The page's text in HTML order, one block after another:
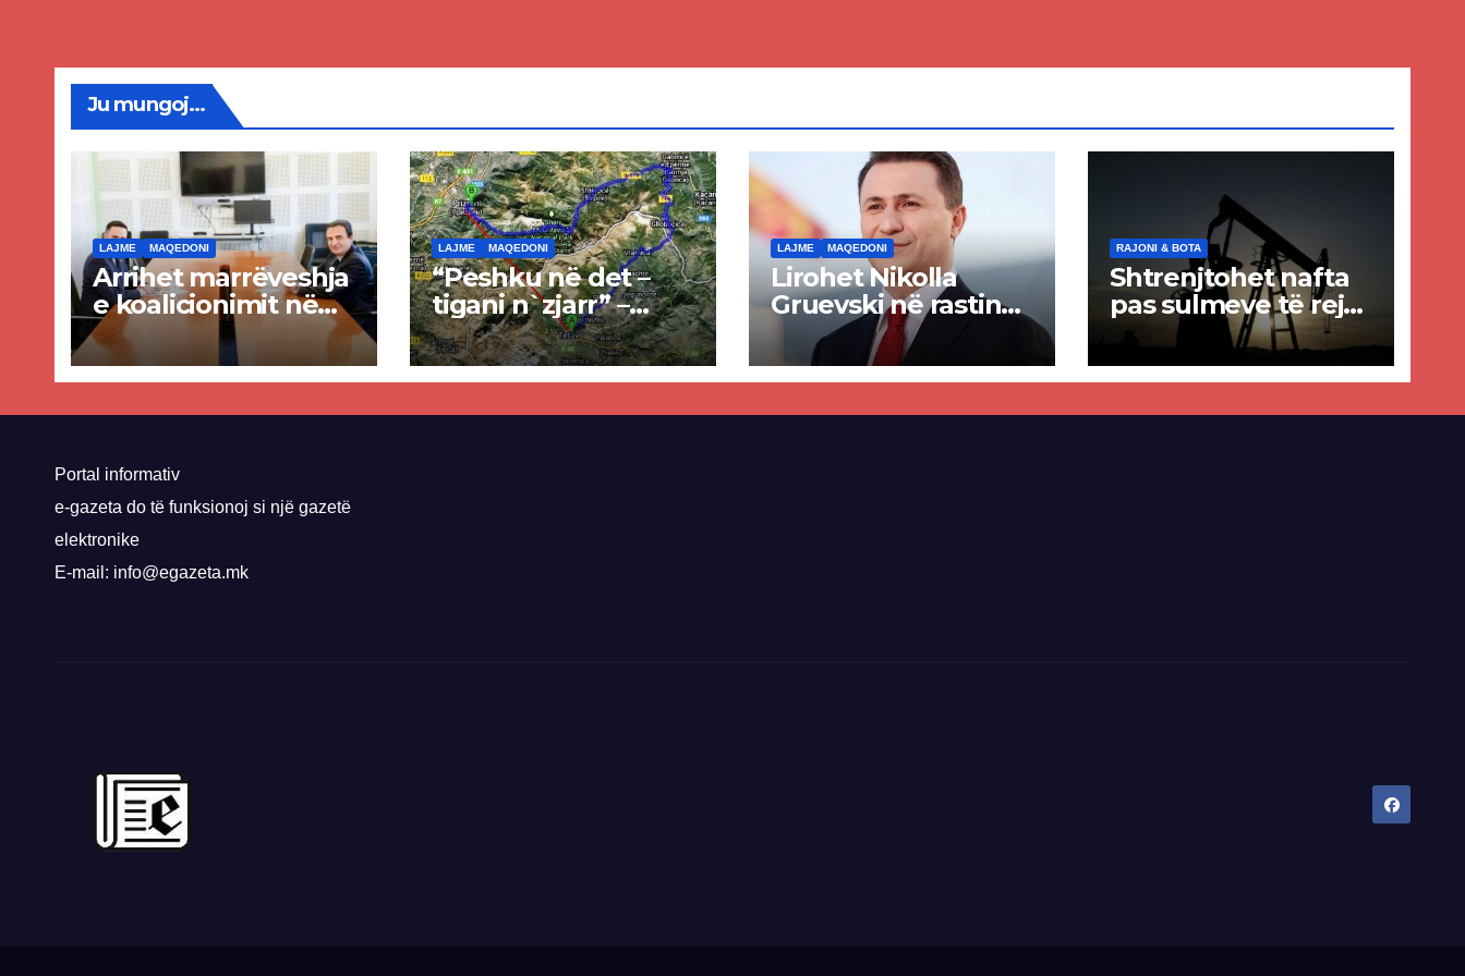
Ju mungoj...
LAJME MAQEDONI
Arrihet marrëveshja
e koalicionimit në
parim mes Kurtit
dhe Abdixhikut
LAJME MAQEDONI
“Peshku në det –
tigani n`zjarr” –
Ende pa u kryer
projekti i tunelit,
komuna e Tetovës
nis punimet për
LAJME MAQEDONI
Lirohet Nikolla
Gruevski në rastin
“Talir 2”, gjykata
rrëzon akuzat për
ndërtimin e
paligjshëm të selisë
RAJONI & BOTA
Shtrenjtohet nafta
pas sulmeve të reja
SHBA–Iran
Portal informativ
e-gazeta do të funksionoj si një gazetë
elektronike
E-mail: info@egazeta.mk